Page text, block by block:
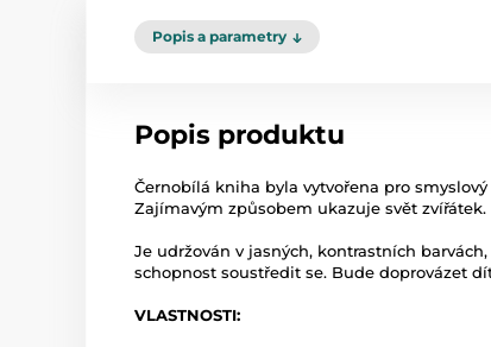
Popis a parametry
Popis produktu
Černobílá kniha byla vytvořena pro
Zajímavým způsobem ukazuje svět zvířátek.
Je udržován v jasných, kontrastních
schopnost soustředit se. Bude doprovázet
VLASTNOSTI: